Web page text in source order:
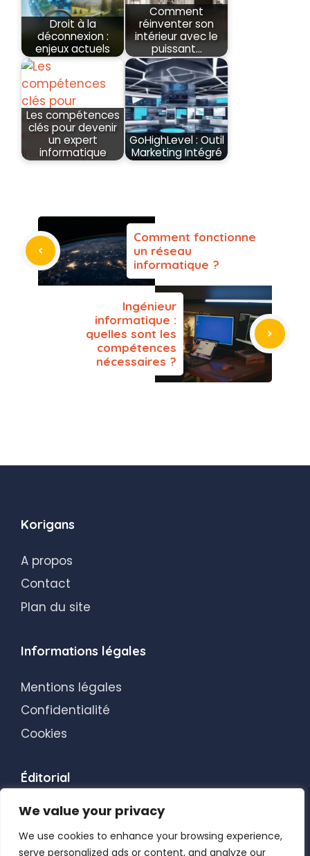
We value your privacy
We use cookies to enhance your browsing experience,
serve personalized ads or content, and analyze our
Droit à la
déconnexion :
enjeux actuels
Comment
réinventer son
intérieur avec le
puissant…
Les compétences
clés pour devenir
un expert
informatique
GoHighLevel : Outil
Marketing Intégré
Comment fonctionne
un réseau
informatique ?
Ingénieur
informatique :
quelles sont les
compétences
nécessaires ?
Korigans
A propos
Contact
Plan du site
Informations légales
Mentions légales
Confidentialité
Cookies
Éditorial
Transparence éditoriale
Blog